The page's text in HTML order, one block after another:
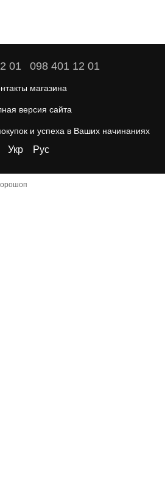
01 098 401 12 01
магазина
версия сайта
и успеха в Ваших начинаниях
Укр Рус